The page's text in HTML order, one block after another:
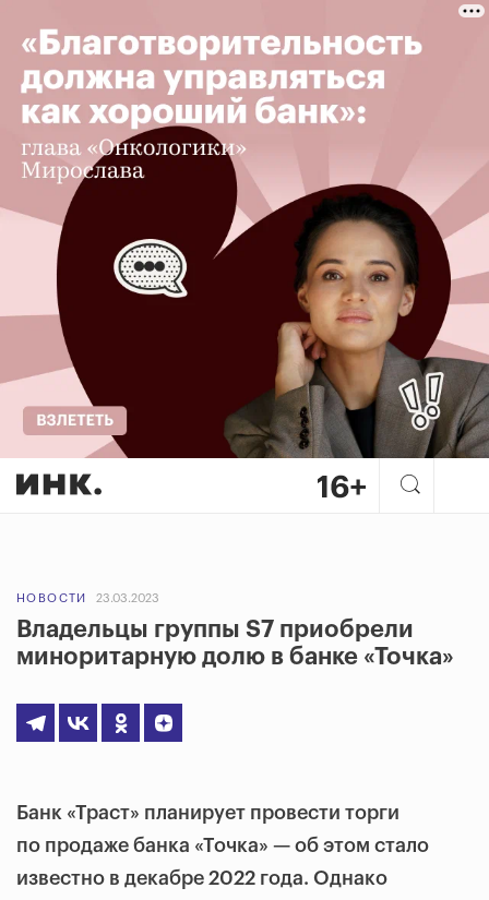
НОВОСТИ 23.03.2023
Владельцы группы S7 приобрели
миноритарную долю в банке «Точка»
Банк «Траст» планирует провести торги
по продаже банка «Точка» — об этом стало
известно в декабре 2022 года. Однако